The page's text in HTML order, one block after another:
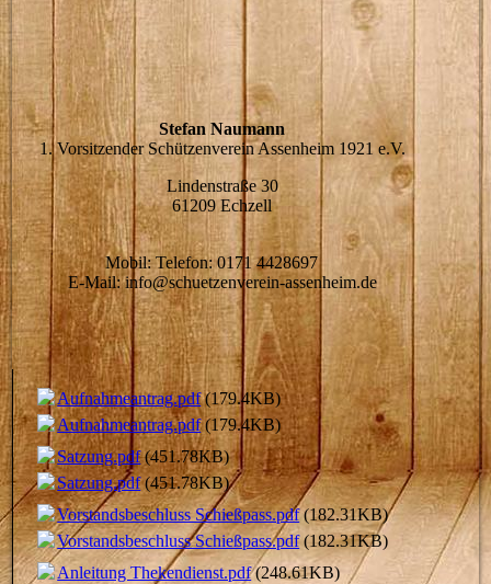
Stefan Naumann
1. Vorsitzender Schützenverein Assenheim 1921 e.V.
Lindenstraße 30
61209 Echzell
Mobil: Telefon: 0171 4428697
E-Mail: info@schuetzenverein-assenheim.de
Aufnahmeantrag.pdf(179.4KB)
Aufnahmeantrag.pdf(179.4KB)
Satzung.pdf(451.78KB)
Satzung.pdf(451.78KB)
Vorstandsbeschluss Schießpass.pdf(182.31KB)
Vorstandsbeschluss Schießpass.pdf(182.31KB)
Anleitung Thekendienst.pdf(248.61KB)